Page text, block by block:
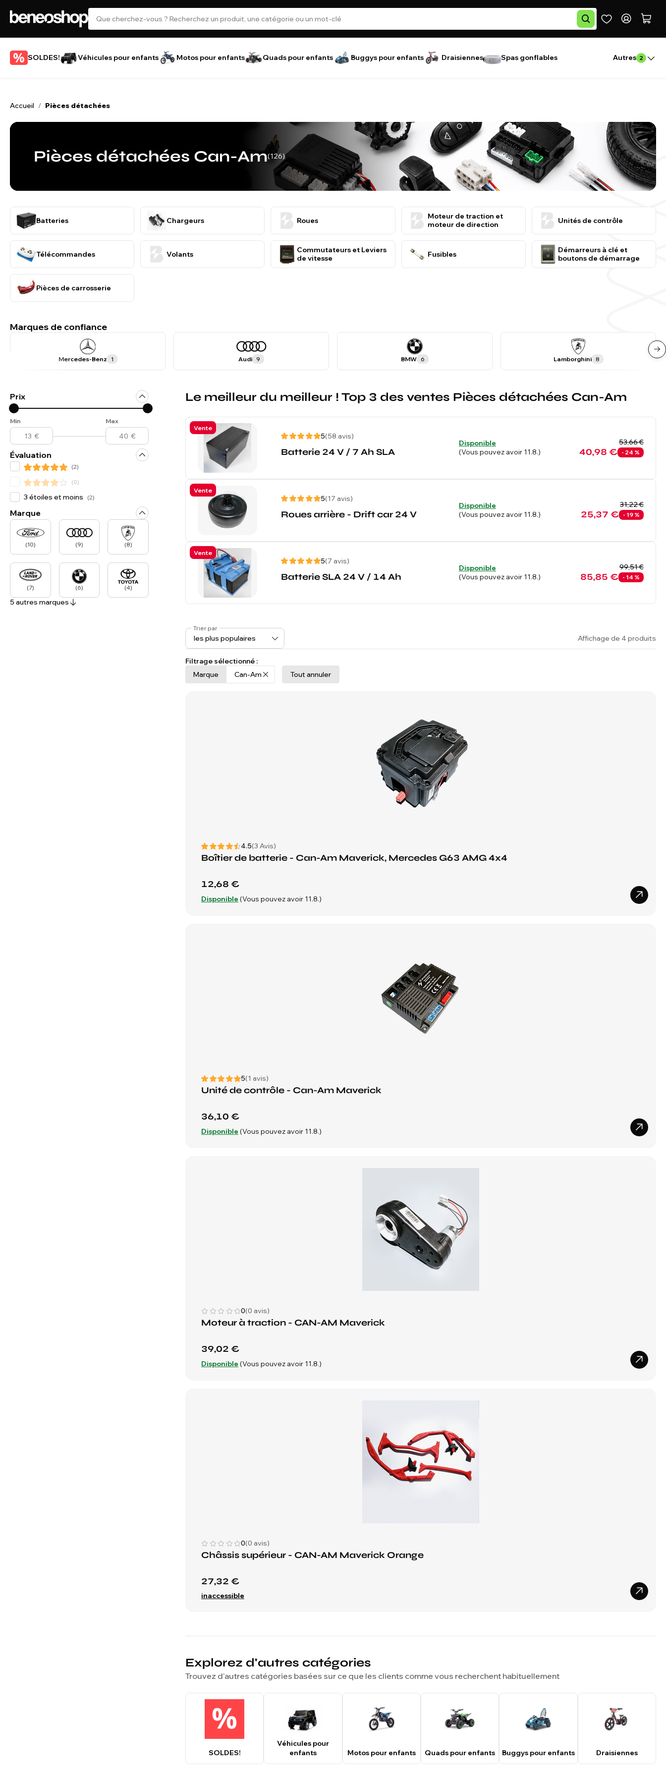
SOLDES! Véhicules pour enfants Motos pour enfants Quads pour enfants Buggys pour enfants Draisiennes Spas gonflables Autres 2
Accueil / Pièces détachées
Pièces détachées Can-Am(126)
Batteries Chargeurs Roues
Moteur de traction et
moteur de direction
Unités de contrôle
Télécommandes Volants
Commutateurs et Leviers
de vitesse
Fusibles
Démarreurs à clé et
boutons de démarrage
Pièces de carrosserie
Marques de confiance
Mercedes-Benz 1 Audi 9 BMW 6 Lamborghini 8
Prix
Min Max
Évaluation
(2)
(0)
3 étoiles et moins (2)
Marque
(10) (9) (8)
(7) (6) (4)
5 autres marques
Le meilleur du meilleur ! Top 3 des ventes Pièces détachées Can-Am
Vente
5(58 avis)
Batterie 24 V / 7 Ah SLA 40,98 € - 24 %
53,66 €
Disponible
(Vous pouvez avoir 11.8.)
Vente
5(17 avis)
Roues arrière - Drift car 24 V 25,37 € - 19 %
31,22 €
Disponible
(Vous pouvez avoir 11.8.)
Vente
5(7 avis)
Batterie SLA 24 V / 14 Ah 85,85 € - 14 %
99,51 €
Disponible
(Vous pouvez avoir 11.8.)
Trier par
Affichage de 4 produits
Filtrage sélectionné :
Tout annuler
Marque Can-Am
4.5(3 Avis)
Boîtier de batterie - Can-Am Maverick, Mercedes G63 AMG 4x4
12,68 €
Disponible (Vous pouvez avoir 11.8.)
5(1 avis)
Unité de contrôle - Can-Am Maverick
36,10 €
Disponible (Vous pouvez avoir 11.8.)
0(0 avis)
Moteur à traction - CAN-AM Maverick
39,02 €
Disponible (Vous pouvez avoir 11.8.)
0(0 avis)
Châssis supérieur - CAN-AM Maverick Orange
27,32 €
inaccessible
Explorez d'autres catégories
Trouvez d'autres catégories basées sur ce que les clients comme vous recherchent habituellement
SOLDES!
Véhicules pour
enfants
Motos pour enfants Quads pour enfants Buggys pour enfants Draisiennes